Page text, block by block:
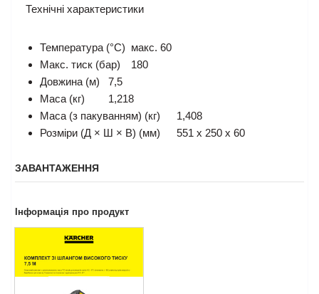
Технічні характеристики
Температура (°C) макс. 60
Макс. тиск (бар)
180
Довжина (м)
7,5
Маса (кг)
1,218
Маса (з пакуванням) (кг)
1,408
Розміри (Д × Ш × В) (мм)
551 x 250 x 60
ЗАВАНТАЖЕННЯ
Інформація про продукт